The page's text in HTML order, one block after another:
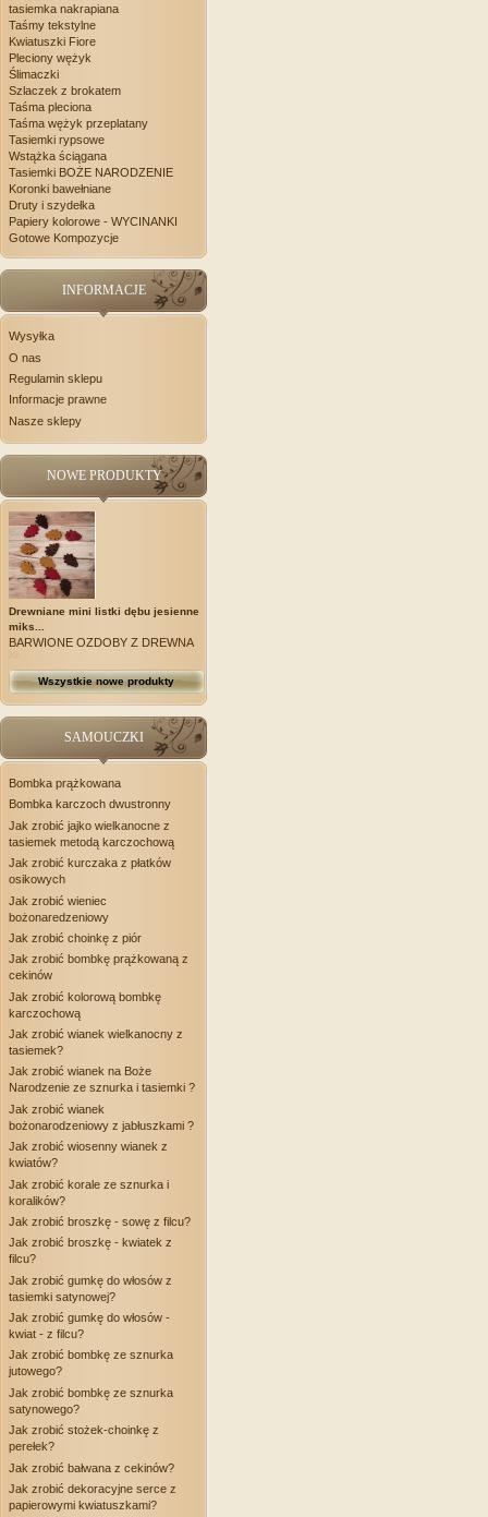
tasiemka nakrapiana
Taśmy tekstylne
Kwiatuszki Fiore
Pleciony wężyk
Ślimaczki
Szlaczek z brokatem
Taśma pleciona
Taśma wężyk przeplatany
Tasiemki rypsowe
Wstążka ściągana
Tasiemki BOŻE NARODZENIE
Koronki bawełniane
Druty i szydełka
Papiery kolorowe - WYCINANKI
Gotowe Kompozycje
INFORMACJE
Wysyłka
O nas
Regulamin sklepu
Informacje prawne
Nasze sklepy
NOWE PRODUKTY
Drewniane mini listki dębu jesienne
miks...
BARWIONE OZDOBY Z DREWNA
Wszystkie nowe produkty
SAMOUCZKI
Bombka prążkowana
Bombka karczoch dwustronny
Jak zrobić jajko wielkanocne z
tasiemek metodą karczochową
Jak zrobić kurczaka z płatków
osikowych
Jak zrobić wieniec
bożonaredzeniowy
Jak zrobić choinkę z piór
Jak zrobić bombkę prążkowaną z
cekinów
Jak zrobić kolorową bombkę
karczochową
Jak zrobić wianek wielkanocny z
tasiemek?
Jak zrobić wianek na Boże
Narodzenie ze sznurka i tasiemki ?
Jak zrobić wianek
bożonarodzeniowy z jabłuszkami ?
Jak zrobić wiosenny wianek z
kwiatów?
Jak zrobić korale ze sznurka i
koralików?
Jak zrobić broszkę - sowę z filcu?
Jak zrobić broszkę - kwiatek z
filcu?
Jak zrobić gumkę do włosów z
tasiemki satynowej?
Jak zrobić gumkę do włosów -
kwiat - z filcu?
Jak zrobić bombkę ze sznurka
jutowego?
Jak zrobić bombkę ze sznurka
satynowego?
Jak zrobić stożek-choinkę z
perełek?
Jak zrobić bałwana z cekinów?
Jak zrobić dekoracyjne serce z
papierowymi kwiatuszkami?